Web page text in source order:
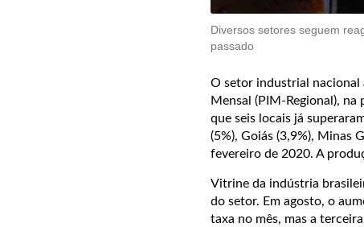
Diversos setores seguem
passado
O setor industrial nacional
Mensal (PIM-Regional),
que seis locais já
(5%), Goiás (3,9%), Minas
fevereiro de 2020. A
Vitrine da indústria
do setor. Em agosto, o
taxa no mês, mas a